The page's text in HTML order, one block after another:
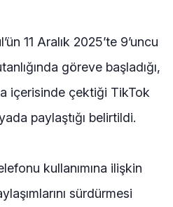
11 Aralık 2025’te 9’uncu
göreve başladığı,
içerisinde çektiği TikTok
paylaştığı belirtildi.
kullanımına ilişkin
sürdürmesi